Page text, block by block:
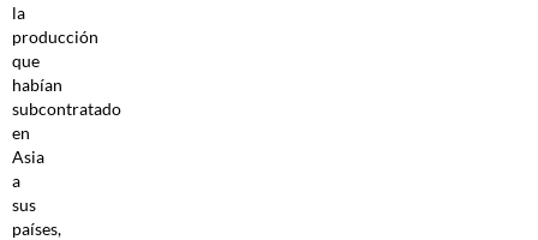
la
producción
que
habían
subcontratado
en
Asia
a
sus
países,